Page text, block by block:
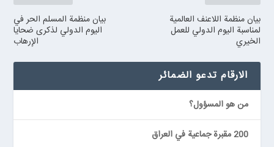
بيان منظمة المسلم الحر في
اليوم الدولي لذكرى ضحايا
الإرهاب
بيان منظمة اللاعنف العالمية
لمناسبة اليوم الدولي للعمل
الخيري
الارقام تدعو الضمائر
من هو المسؤول؟
200 مقبرة جماعية في العراق